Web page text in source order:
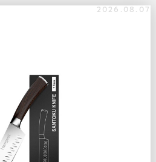
2026.08.07